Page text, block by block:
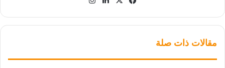
مقالات ذات صلة